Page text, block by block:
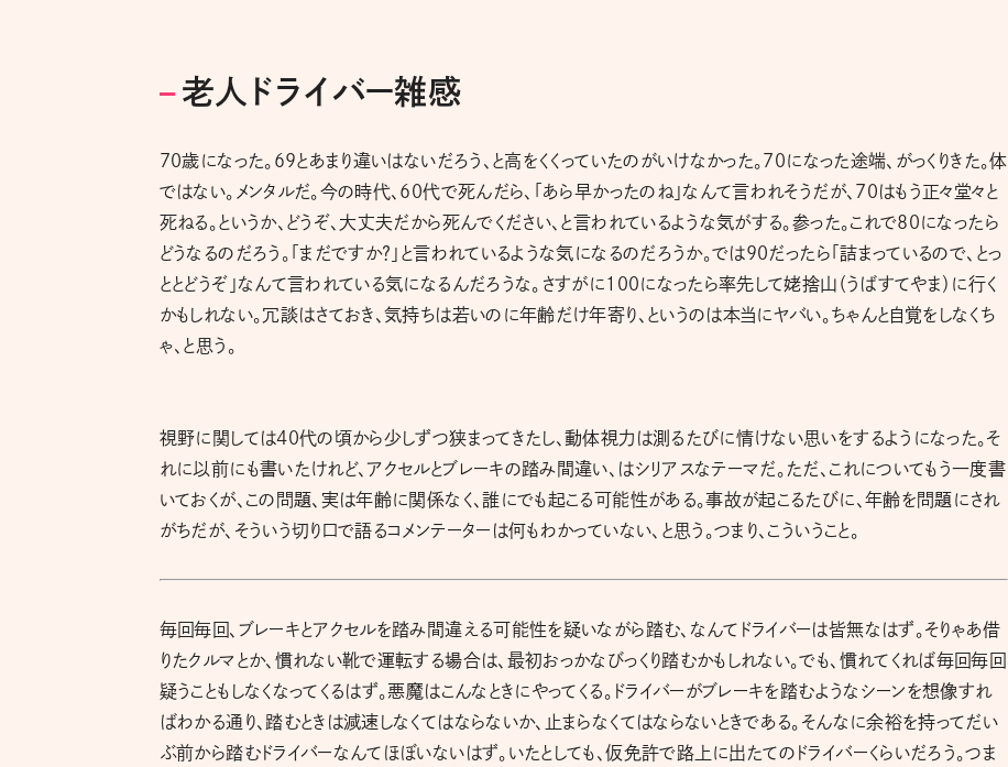
老人ドライバー雑感
70歳になった。69とあまり違いはないだろう、と高をくくっていたのがいけなかった。70になった途端、がっくりきた。体
ではない。メンタルだ。今の時代、60代で死んだら、「あら早かったのね」なんて言われそうだが、70はもう正々堂々と
死ねる。というか、どうぞ、大丈夫だから死んでください、と言われているような気がする。参った。これで80になったら
どうなるのだろう。「まだですか？」と言われているような気になるのだろうか。では90だったら「詰まっているので、とっ
ととどうぞ」なんて言われている気になるんだろうな。さすがに１００になったら率先して姥捨山（うばすてやま）に行く
かもしれない。冗談はさておき、気持ちは若いのに年齢だけ年寄り、というのは本当にヤバい。ちゃんと自覚をしなくち
ゃ、と思う。
視野に関しては40代の頃から少しずつ狭まってきたし、動体視力は測るたびに情けない思いをするようになった。そ
れに以前にも書いたけれど、アクセルとブレーキの踏み間違い、はシリアスなテーマだ。ただ、これについてもう一度書
いておくが、この問題、実は年齢に関係なく、誰にでも起こる可能性がある。事故が起こるたびに、年齢を問題にされ
がちだが、そういう切り口で語るコメンテーターは何もわかっていない、と思う。つまり、こういうこと。
毎回毎回、ブレーキとアクセルを踏み間違える可能性を疑いながら踏む、なんてドライバーは皆無なはず。そりゃあ借
りたクルマとか、慣れない靴で運転する場合は、最初おっかなびっくり踏むかもしれない。でも、慣れてくれば毎回毎回
疑うこともしなくなってくるはず。悪魔はこんなときにやってくる。ドライバーがブレーキを踏むようなシーンを想像すれ
ばわかる通り、踏むときは減速しなくてはならないか、止まらなくてはならないときである。そんなに余裕を持ってだい
ぶ前から踏むドライバーなんてほぼいないはず。いたとしても、仮免許で路上に出たてのドライバーくらいだろう。つま